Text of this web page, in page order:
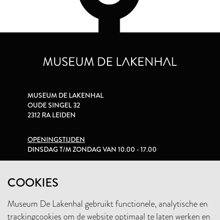
COOKIES
Museum De Lakenhal gebruikt functionele, analytische en
trackingcookies om de website optimaal te laten werken en
MUSEUM DE LAKENHAL
OUDE SINGEL 32
2312 RA LEIDEN
OPENINGSTIJDEN
DINSDAG T/M ZONDAG VAN 10.00 - 17.00
+31 (0)71 5165360
INFO@LAKENHAL.NL